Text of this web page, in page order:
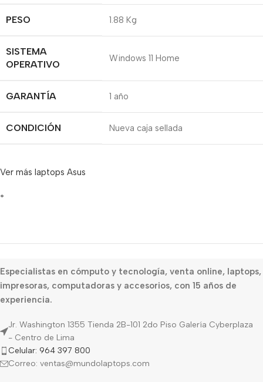
PESO 1.88 Kg
SISTEMA
OPERATIVO
Windows 11 Home
GARANTÍA 1 año
CONDICIÓN Nueva caja sellada
Ver más laptops Asus
*
Especialistas en cómputo y tecnología, venta online, laptops,
impresoras, computadoras y accesorios, con 15 años de
experiencia.
Jr. Washington 1355 Tienda 2B-101 2do Piso Galería Cyberplaza
- Centro de Lima
Celular: 964 397 800
Correo: ventas@mundolaptops.com